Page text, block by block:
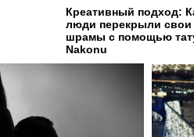
Креативный подход:
люди перекрыли свои
шрамы с помощью
Nakonu